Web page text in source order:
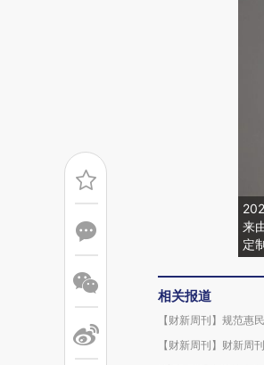
来
定
相关报道
【财新周刊】规范惠
【财新周刊】财新周